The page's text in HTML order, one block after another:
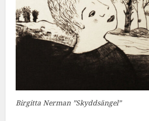
Birgitta Nerman ”Skyddsängel”